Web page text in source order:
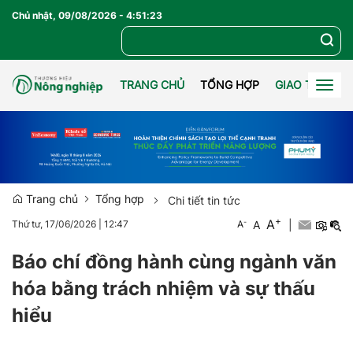
Chủ nhật, 09/08/2026 - 4:51:24
TRANG CHỦ TỔNG HỢP GIAO
Trang chủ Tổng hợp Chi tiết tin tức
Thứ tư, 17/06/2026 12:47 A- A A+
Báo chí đồng hành cùng ngành văn
hóa bằng trách nhiệm và sự thấu
hiểu